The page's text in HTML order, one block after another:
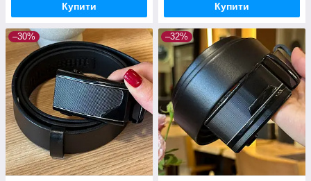
Купити Купити
–30% –32%